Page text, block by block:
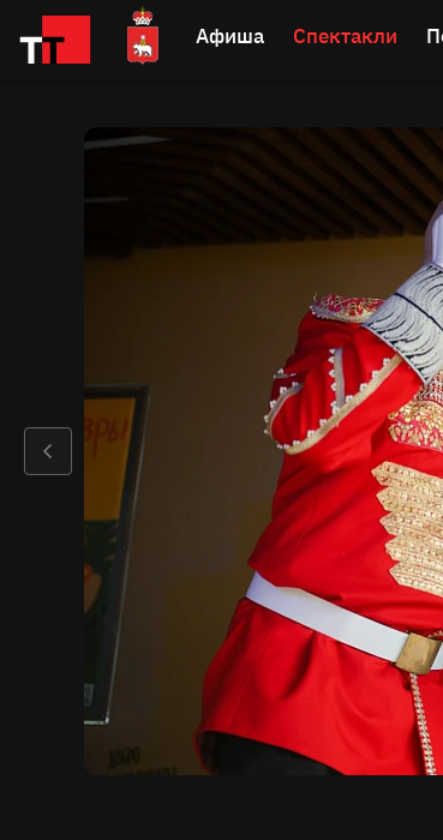
Афиша Спектакли